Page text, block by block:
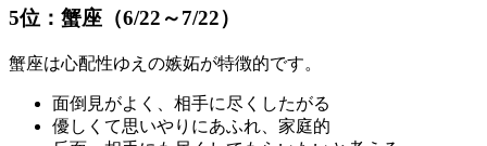
5位：蟹座（6/22～7/22）
蟹座は心配性ゆえの嫉妬が特徴的です。
面倒見がよく、相手に尽くしたがる
優しくて思いやりにあふれ、家庭的